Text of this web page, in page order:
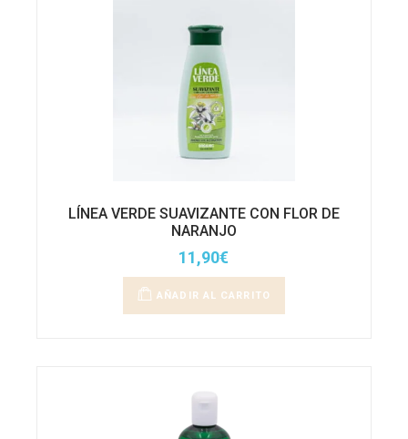
LÍNEA VERDE SUAVIZANTE CON FLOR DE
NARANJO
11,90€
AÑADIR AL CARRITO